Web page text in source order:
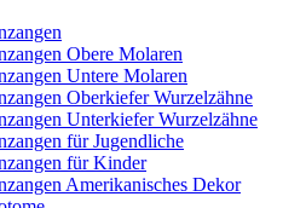
Obere Molaren
Untere Molaren
Oberkiefer Wurzelzähne
Unterkiefer Wurzelzähne
für Jugendliche
für Kinder
Amerikanisches Dekor